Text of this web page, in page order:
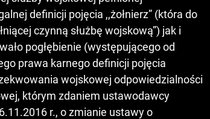
definicji pojęcia ,,żołnierz” (która do
czynną służbę wojskową”) jak i
pogłębienie (występującego od
prawa karnego definicji pojęcia
wojskowej odpowiedzialności
którym zdaniem ustawodawcy
r., o zmianie ustawy o